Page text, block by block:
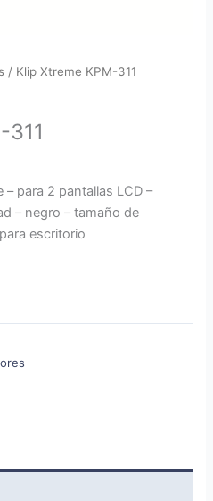
/ Klip Xtreme KPM-311
311
– para 2 pantallas LCD –
– negro – tamaño de
escritorio